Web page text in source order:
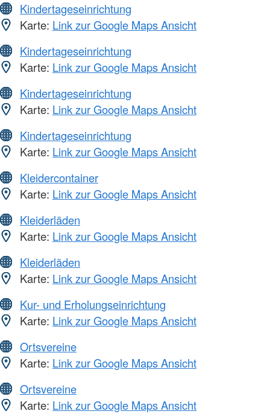
Kindertageseinrichtung
Karte: Link zur Google Maps Ansicht
Kindertageseinrichtung
Karte: Link zur Google Maps Ansicht
Kindertageseinrichtung
Karte: Link zur Google Maps Ansicht
Kindertageseinrichtung
Karte: Link zur Google Maps Ansicht
Kleidercontainer
Karte: Link zur Google Maps Ansicht
Kleiderläden
Karte: Link zur Google Maps Ansicht
Kleiderläden
Karte: Link zur Google Maps Ansicht
Kur- und Erholungseinrichtung
Karte: Link zur Google Maps Ansicht
Ortsvereine
Karte: Link zur Google Maps Ansicht
Ortsvereine
Karte: Link zur Google Maps Ansicht